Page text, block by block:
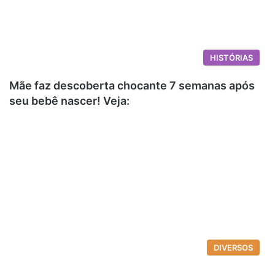
HISTÓRIAS
Mãe faz descoberta chocante 7 semanas após
seu bebê nascer! Veja:
DIVERSOS